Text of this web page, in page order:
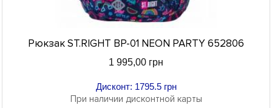
Рюкзак ST.RIGHT BP-01 NEON PARTY 652806
1 995,00 грн
Дисконт: 1795.5 грн
При наличии дисконтной карты